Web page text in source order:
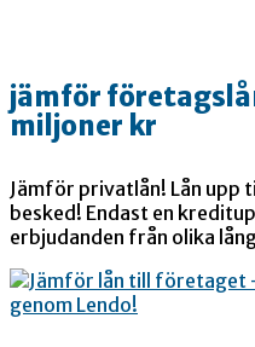
jämför
miljoner kr
Jämför privatlån! Lån upp
besked! Endast en
erbjudanden från olika